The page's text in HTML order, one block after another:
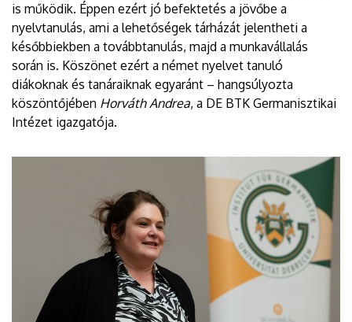
is működik. Éppen ezért jó befektetés a jövőbe a
nyelvtanulás, ami a lehetőségek tárházát jelentheti a
későbbiekben a továbbtanulás, majd a munkavállalás
során is. Köszönet ezért a német nyelvet tanuló
diákoknak és tanáraiknak egyaránt – hangsúlyozta
köszöntőjében Horváth Andrea, a DE BTK Germanisztikai
Intézet igazgatója.